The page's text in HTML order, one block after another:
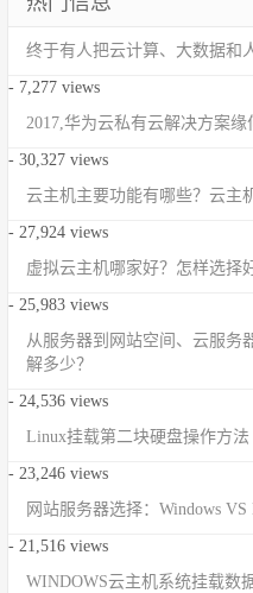
终于有人把云计算、大数据和
- 7,277 views
2017,华为云私有云解决方案缘
- 30,327 views
云主机主要功能有哪些？云主
- 27,924 views
虚拟云主机哪家好？怎样选择
- 25,983 views
从服务器到网站空间、云服务
解多少？
- 24,536 views
Linux挂载第二块硬盘操作方法
- 23,246 views
网站服务器选择：Windows VS
- 21,516 views
WINDOWS云主机系统挂载数